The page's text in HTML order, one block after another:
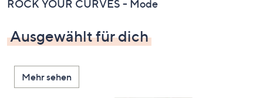
Pfeiltasten
oben
und
nach
unten
oder
ROCK YOUR CURVES - Mode
Ausgewählt für dich
Mehr sehen